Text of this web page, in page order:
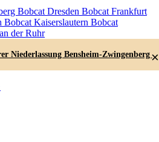
Bobcat Dresden Bobcat Frankfurt
Bobcat Kaiserslautern Bobcat
der Ruhr
Niederlassung Bensheim-Zwingenberg×